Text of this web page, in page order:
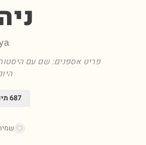
פריט אספנים: שם עם
687